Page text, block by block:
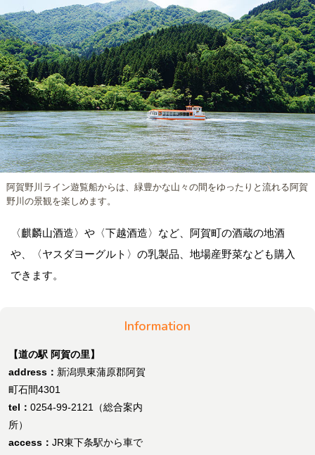
阿賀野川ライン遊覧船からは、緑豊かな山々の間をゆったりと流れる阿賀
野川の景観を楽しめます。
〈麒麟山酒造〉や〈下越酒造〉など、阿賀町の酒蔵の地酒
や、〈ヤスダヨーグルト〉の乳製品、地場産野菜なども購入
できます。
Information
【道の駅 阿賀の里】
address： 新潟県東蒲原郡阿賀
町石間4301
tel： 0254-99-2121（総合案内
所）
access： JR東下条駅から車で